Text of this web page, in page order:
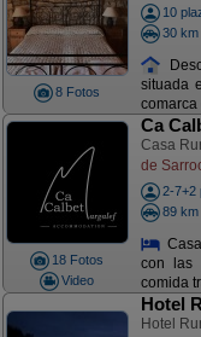
8 Fotos
10
30 km
situada
comarca
18 Fotos
Video
Ca
Casa
de
2-7+2
89 km
con las
comida
Hotel
Hotel